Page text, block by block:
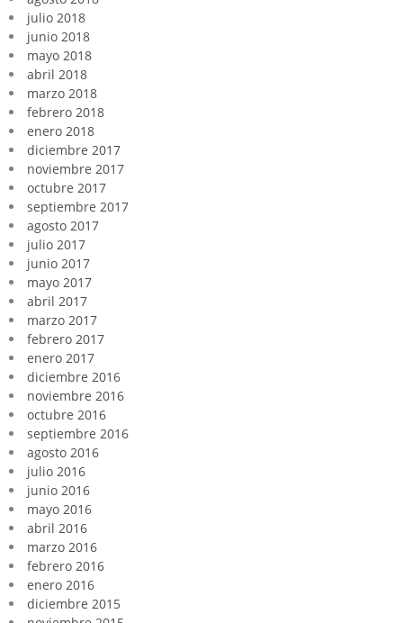
julio 2018
junio 2018
mayo 2018
abril 2018
marzo 2018
febrero 2018
enero 2018
diciembre 2017
noviembre 2017
octubre 2017
septiembre 2017
agosto 2017
julio 2017
junio 2017
mayo 2017
abril 2017
marzo 2017
febrero 2017
enero 2017
diciembre 2016
noviembre 2016
octubre 2016
septiembre 2016
agosto 2016
julio 2016
junio 2016
mayo 2016
abril 2016
marzo 2016
febrero 2016
enero 2016
diciembre 2015